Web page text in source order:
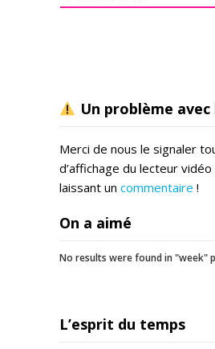
Un problème avec
Merci de nous le signaler
d’affichage du lecteur
laissant un commentaire !
On a aimé
No results were found in "week"
L’esprit du temps